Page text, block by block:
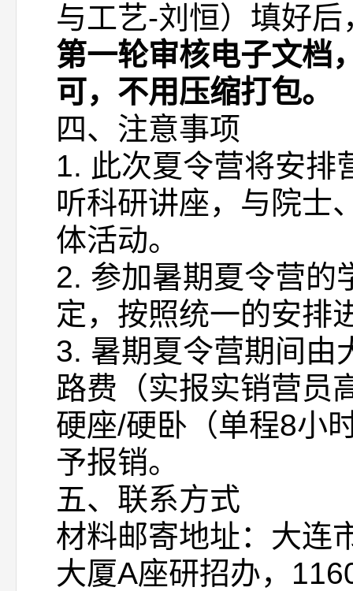
与工艺-刘恒）填好
第一轮审核电子文档
可，不用压缩打包。
四、注意事项
1. 此次夏令营将安排
听科研讲座，与院士
体活动。
2. 参加暑期夏令营的
定，按照统一的安排
3. 暑期夏令营期间由
路费（实报实销营员
硬座/硬卧（单程8小
予报销。
五、联系方式
材料邮寄地址：大连
大厦A座研招办，